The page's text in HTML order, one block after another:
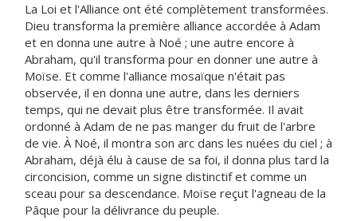
La Loi et l'Alliance ont été complètement transformées.
Dieu transforma la première alliance accordée à Adam
et en donna une autre à Noé ; une autre encore à
Abraham, qu'il transforma pour en donner une autre à
Moïse. Et comme l'alliance mosaïque n'était pas
observée, il en donna une autre, dans les derniers
temps, qui ne devait plus être transformée. Il avait
ordonné à Adam de ne pas manger du fruit de l'arbre
de vie. À Noé, il montra son arc dans les nuées du ciel ; à
Abraham, déjà élu à cause de sa foi, il donna plus tard la
circoncision, comme un signe distinctif et comme un
sceau pour sa descendance. Moïse reçut l'agneau de la
Pâque pour la délivrance du peuple.